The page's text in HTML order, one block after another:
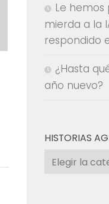
Le
mierda a la
respondido
¿Hasta
año nuevo?
HISTORIAS
Historias
agrupadas